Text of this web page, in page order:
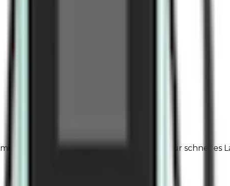
mit höherer Leistung (180 kW), ausgelegt für